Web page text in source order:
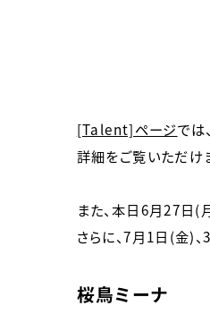
[Talent]ページでは
詳細をご覧いただけ
また、本日6月27日(
さらに、7月1日(金)
桜鳥ミーナ